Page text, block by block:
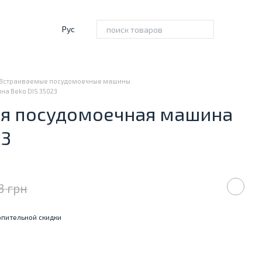
Рус
Встраиваемые посудомоечные машины
Beko DIS 35023
посудомоечная машина
грн
скидки